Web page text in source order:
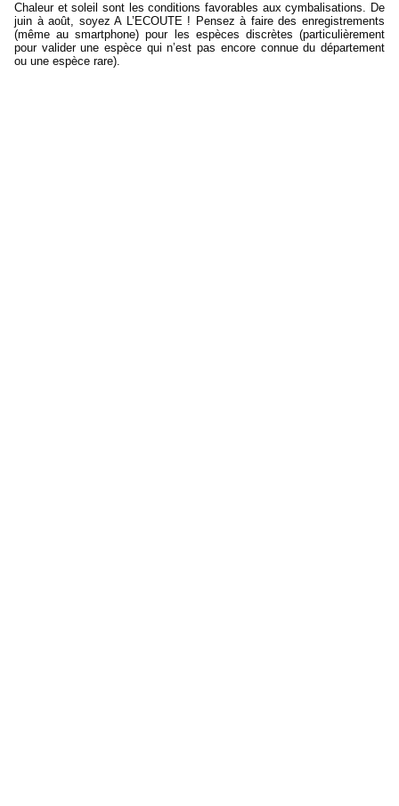
Chaleur et soleil sont les conditions favorables aux cymbalisations. De
juin à août, soyez A L’ECOUTE ! Pensez à faire des enregistrements
(même au smartphone) pour les espèces discrètes (particulièrement
pour valider une espèce qui n’est pas encore connue du département
ou une espèce rare).